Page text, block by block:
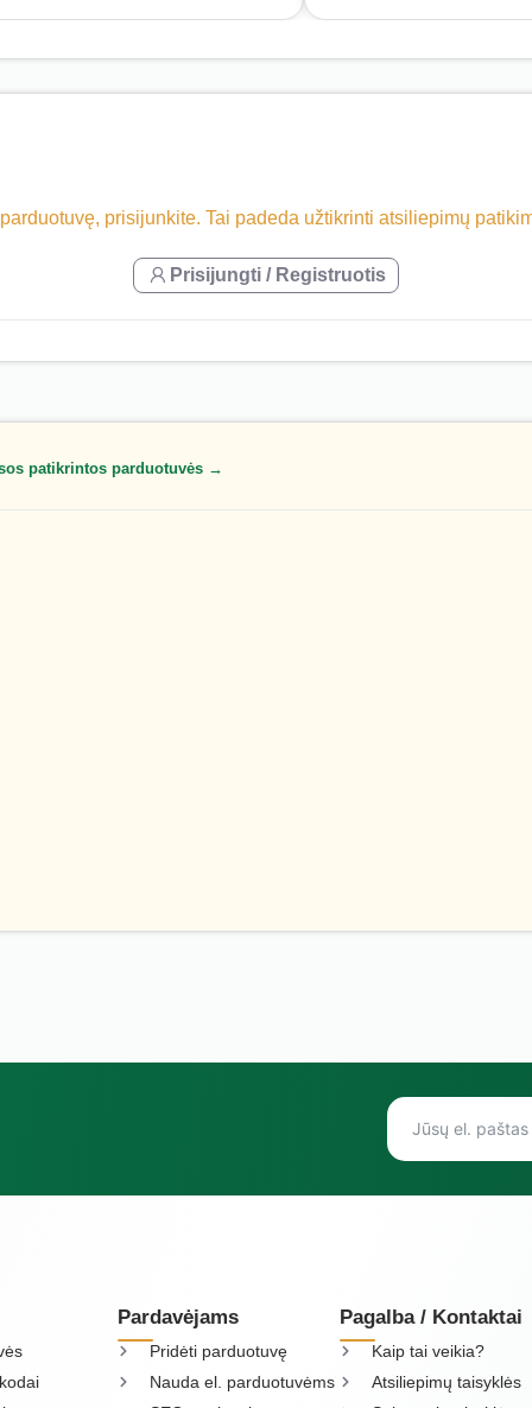
prisijunkite. Tai padeda užtikrinti atsiliepimų
Prisijungti / Registruotis
patikrintos parduotuvės →
Pardavėjams
Pridėti parduotuvę
Nauda el. parduotuvėms
Pagalba / Kontaktai
Kaip tai veikia?
Atsiliepimų taisyklės